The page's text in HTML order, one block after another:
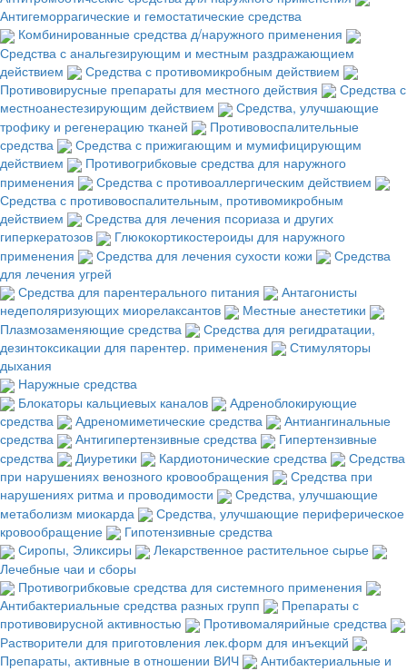
Антигеморрагические и гемостатические средства
Комбинированные средства д/наружного применения
Средства с анальгезирующим и местным раздражающием
действием
Средства с противомикробным действием
Противовирусные препараты для местного действия
Средства с
местноанестезирующим действием
Средства, улучшающие
трофику и регенерацию тканей
Противовоспалительные
средства
Средства с прижигающим и мумифицирующим
действием
Противогрибковые средства для наружного
применения
Средства с противоаллергическим действием
Средства с противовоспалительным, противомикробным
действием
Средства для лечения псориаза и других
гиперкератозов
Глюкокортикостероиды для наружного
применения
Средства для лечения сухости кожи
Средства
для лечения угрей
Средства для парентерального питания
Антагонисты
недеполяризующих миорелаксантов
Местные анестетики
Плазмозаменяющие средства
Средства для регидратации,
дезинтоксикации для парентер. применения
Стимуляторы
дыхания
Наружные средства
Блокаторы кальциевых каналов
Адреноблокирующие
средства
Адреномиметические средства
Антиангинальные
средства
Антигипертензивные средства
Гипертензивные
средства
Диуретики Кардиотонические средства
Средства
при нарушениях венозного кровообращения
Средства при
нарушениях ритма и проводимости
Средства, улучшающие
метаболизм миокарда
Средства, улучшающие периферическое
кровообращение
Гипотензивные средства
Сиропы, Эликсиры
Лекарственное растительное сырье
Лечебные чаи и сборы
Противогрибковые средства для системного применения
Антибактериальные средства разных групп
Препараты с
противовирусной активностью
Противомалярийные средства
Растворители для приготовления лек.форм для инъекций
Препараты, активные в отношении ВИЧ
Антибактериальные и